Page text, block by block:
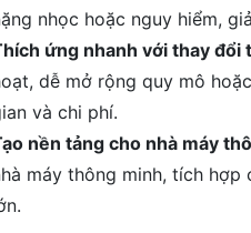
nhọc hoặc nguy hiểm,
ứng nhanh với thay đổi
dễ mở rộng quy mô
và chi phí.
nền tảng cho nhà máy
máy thông minh, tích hợp